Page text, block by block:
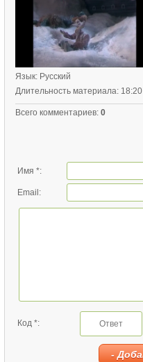
Язык: Русский
Длительность материала: 18:20
Всего комментариев: 0
Имя *:
Email:
Код *: